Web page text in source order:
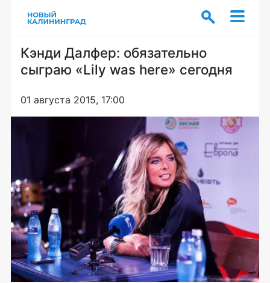
Кэнди Далфер: обязательно
сыграю «Lily was here» сегодня
01 августа 2015, 17:00